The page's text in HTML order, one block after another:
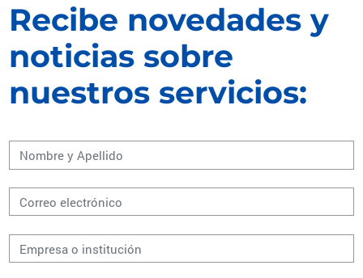
Recibe novedades y
noticias sobre
nuestros servicios: